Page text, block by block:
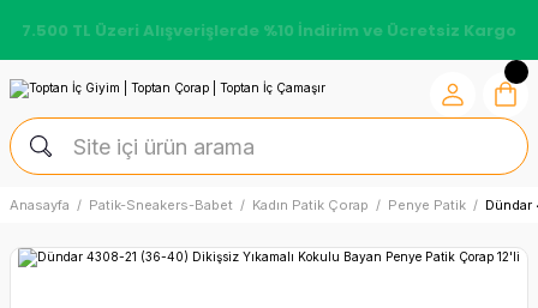
7.500 TL Üzeri Alışverişlerde %10 İndirim ve Ücretsiz Kargo
Anasayfa Patik-Sneakers-Babet Kadın Patik Çorap Penye Patik Dündar